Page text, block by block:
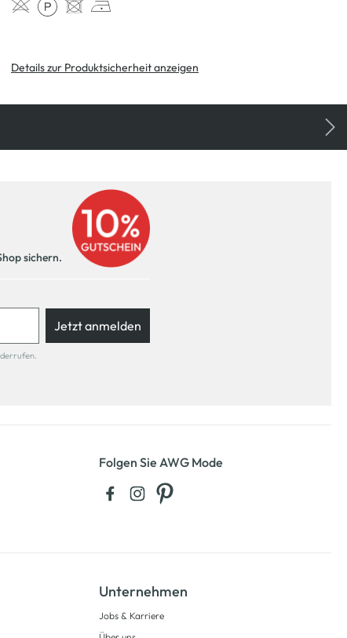
Details zur Produktsicherheit anzeigen
sichern.
Jetzt anmelden
Folgen Sie AWG Mode
Unternehmen
Jobs & Karriere